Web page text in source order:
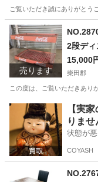
ご覧いただき誠にありがと
宮城 柴田郡
売ります
2段デ
ィーク
15,000
柴田郡
この度は、ご覧いただきあり
宮城 柴田郡 収納家
【実
りませ
状態が
COYASH